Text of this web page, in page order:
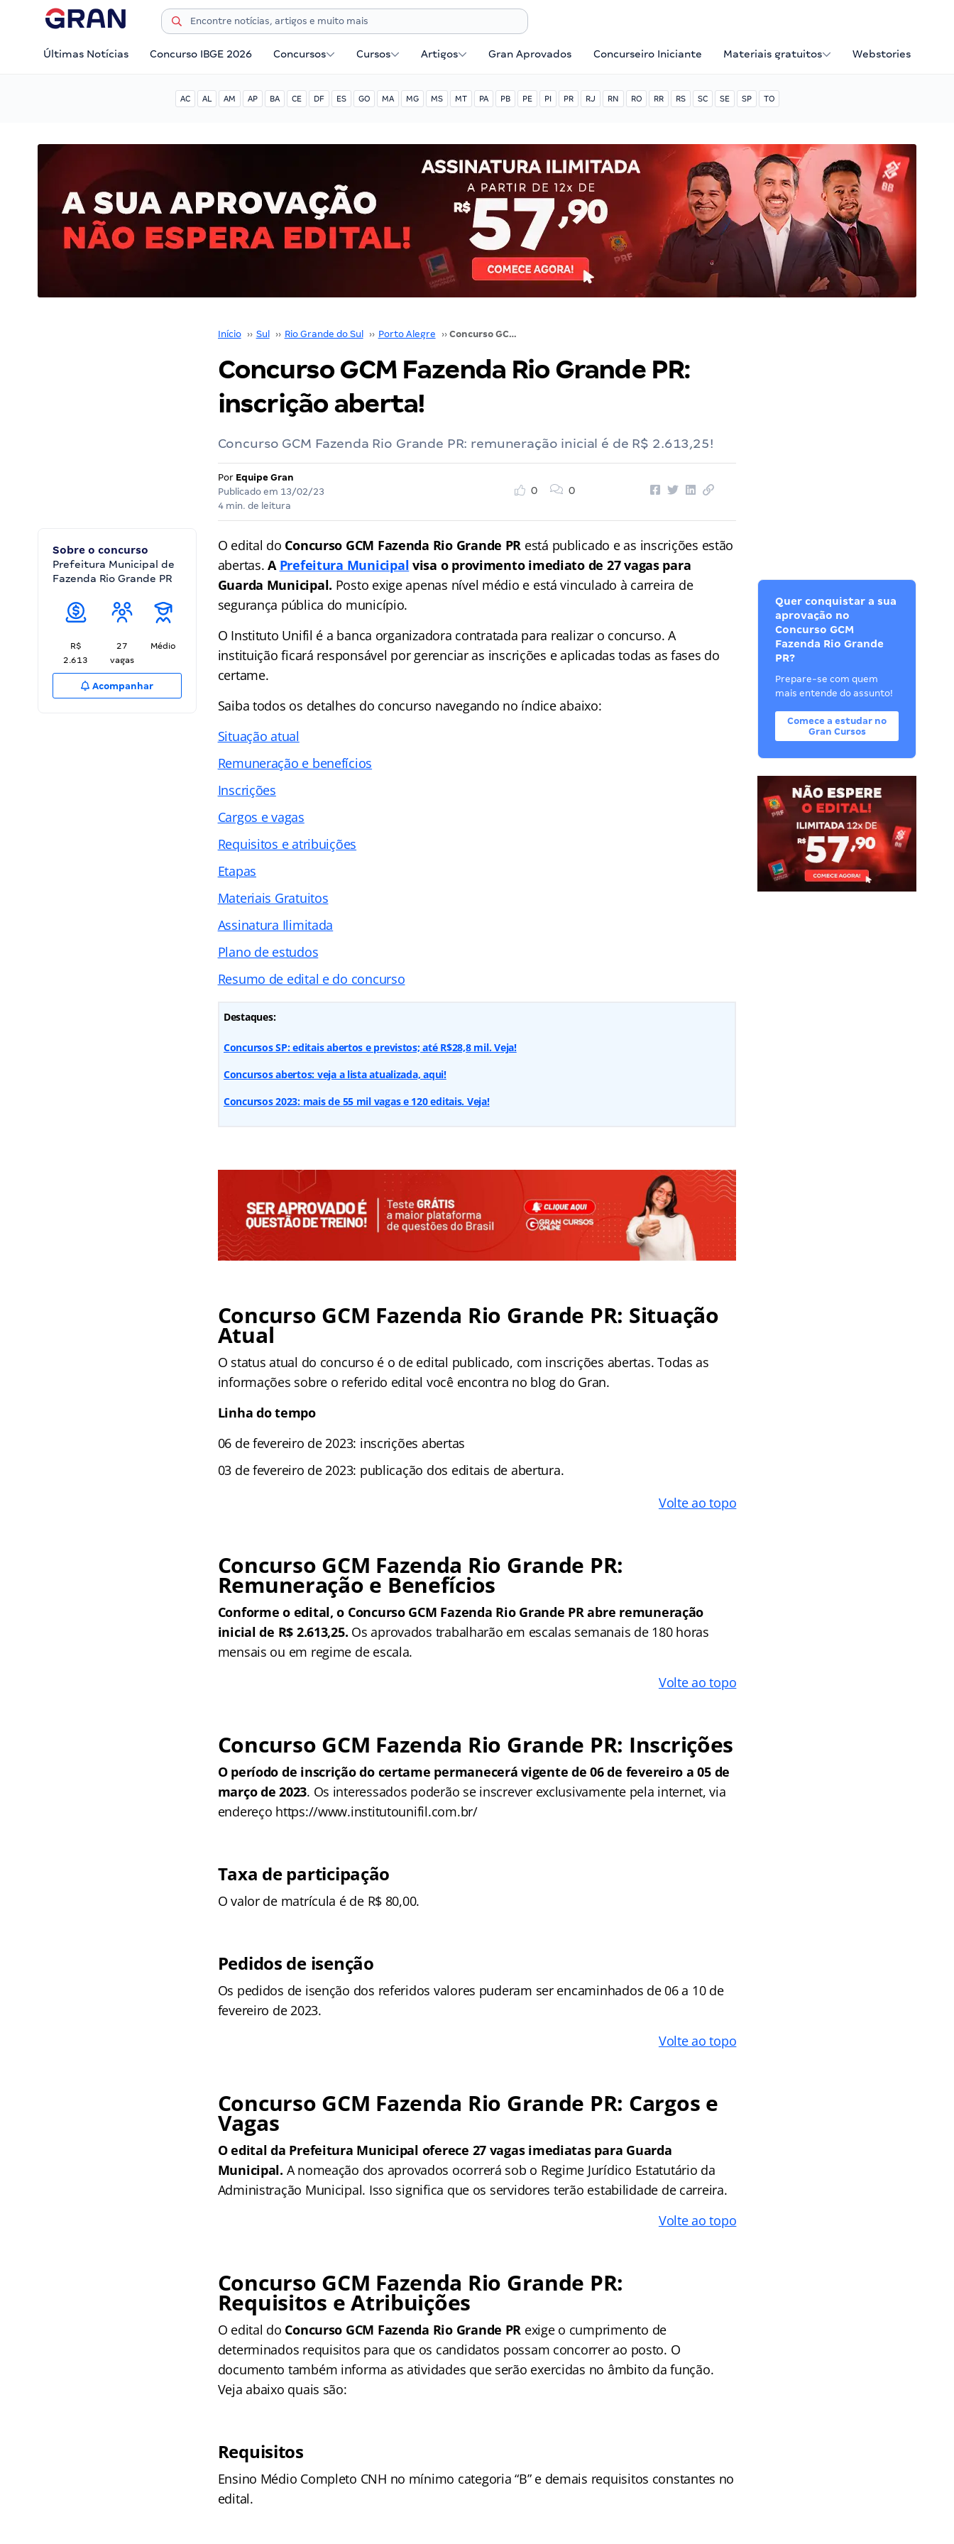
Últimas Notícias Concurso IBGE 2026 Concursos Cursos Artigos Gran Aprovados Concurseiro Iniciante Materiais gratuitos Webstories
AC AL AM AP BA CE DF ES GO MA MG MS MT PA PB PE PI PR RJ RN RO RR RS SC SE SP TO
Início ›› Sul ›› Rio Grande do Sul ›› Porto Alegre ›› Concurso GCM Fazenda Rio Grande PR: inscrição aberta!
Concurso GCM Fazenda Rio Grande PR:
inscrição aberta!
Concurso GCM Fazenda Rio Grande PR: remuneração inicial é de R$ 2.613,25!
Por Equipe Gran
Publicado em 13/02/23
4 min. de leitura
0 0
Sobre o concurso
Prefeitura Municipal de
Fazenda Rio Grande PR
R$
2.613
27
vagas
Médio
Acompanhar
O edital do Concurso GCM Fazenda Rio Grande PR está publicado e as inscrições estão
abertas.A Prefeitura Municipal visa o provimento imediato de 27 vagas para
Guarda Municipal. Posto exige apenas nível médio e está vinculado à carreira de
segurança pública do município.
O Instituto Unifil é a banca organizadora contratada para realizar o concurso. A
instituição ficará responsável por gerenciar as inscrições e aplicadas todas as fases do
certame.
Saiba todos os detalhes do concurso navegando no índice abaixo:
Situação atual
Remuneração e benefícios
Inscrições
Cargos e vagas
Requisitos e atribuições
Etapas
Materiais Gratuitos
Assinatura Ilimitada
Plano de estudos
Resumo de edital e do concurso
Destaques:
Concursos SP: editais abertos e previstos; até R$28,8 mil. Veja!
Concursos abertos: veja a lista atualizada, aqui!
Concursos 2023: mais de 55 mil vagas e 120 editais. Veja!
Concurso GCM Fazenda Rio Grande PR: Situação
Atual
O status atual do concurso é o de edital publicado, com inscrições abertas. Todas as
informações sobre o referido edital você encontra no blog do Gran.
Linha do tempo
06 de fevereiro de 2023: inscrições abertas
03 de fevereiro de 2023: publicação dos editais de abertura.
Volte ao topo
Concurso GCM Fazenda Rio Grande PR:
Remuneração e Benefícios
Conforme o edital, o Concurso GCM Fazenda Rio Grande PR abre remuneração
inicial de R$ 2.613,25. Os aprovados trabalharão em escalas semanais de 180 horas
mensais ou em regime de escala.
Volte ao topo
Concurso GCM Fazenda Rio Grande PR: Inscrições
O período de inscrição do certame permanecerá vigente de 06 de fevereiro a 05 de
março de 2023. Os interessados poderão se inscrever exclusivamente pela internet, via
endereço https://www.institutounifil.com.br/
Taxa de participação
O valor de matrícula é de R$ 80,00.
Pedidos de isenção
Os pedidos de isenção dos referidos valores puderam ser encaminhados de 06 a 10 de
fevereiro de 2023.
Volte ao topo
Concurso GCM Fazenda Rio Grande PR: Cargos e
Vagas
O edital da Prefeitura Municipal oferece 27 vagas imediatas para Guarda
Municipal. A nomeação dos aprovados ocorrerá sob o Regime Jurídico Estatutário da
Administração Municipal. Isso significa que os servidores terão estabilidade de carreira.
Volte ao topo
Concurso GCM Fazenda Rio Grande PR:
Requisitos e Atribuições
O edital do Concurso GCM Fazenda Rio Grande PR exige o cumprimento de
determinados requisitos para que os candidatos possam concorrer ao posto. O
documento também informa as atividades que serão exercidas no âmbito da função.
Veja abaixo quais são:
Requisitos
Ensino Médio Completo CNH no mínimo categoria “B” e demais requisitos constantes no
edital.
Quer conquistar a sua
aprovação no
Concurso GCM
Fazenda Rio Grande
PR?
Prepare-se com quem
mais entende do assunto!
Comece a estudar no
Gran Cursos